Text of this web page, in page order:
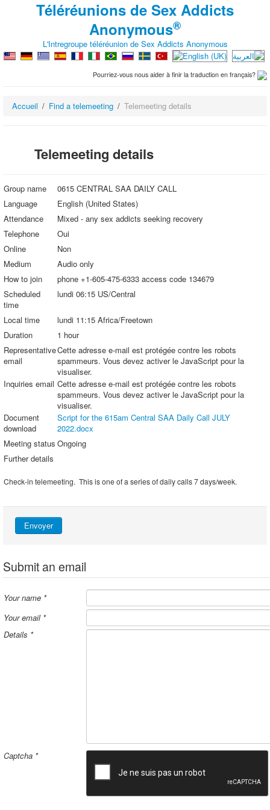
Téléréunions de Sex Addicts
Anonymous®
L'Intregroupe téléréunion de Sex Addicts Anonymous
Pourriez-vous nous aider à finir la traduction en français?
Accueil Find a telemeeting Telemeeting details
Telemeeting details
Group name
0615 CENTRAL SAA DAILY CALL
Language
English (United States)
Attendance
Mixed - any sex addicts seeking recovery
Telephone
Oui
Online
Non
Medium
Audio only
How to join
phone +1-605-475-6333 access code 134679
Scheduled
time
lundi 06:15 US/Central
Local time
lundi 11:15 Africa/Freetown
Duration
1 hour
Representative
email
Cette adresse e-mail est protégée contre les robots
spammeurs. Vous devez activer le JavaScript pour la
visualiser.
Inquiries email Cette adresse e-mail est protégée contre les robots
spammeurs. Vous devez activer le JavaScript pour la
visualiser.
Document
download
Script for the 615am Central SAA Daily Call JULY
2022.docx
Meeting status Ongoing
Further details
Check-in telemeeting. This is one of a series of daily calls 7 days/week.
Envoyer
Submit an email
Your name *
Your email*
Details *
Captcha *